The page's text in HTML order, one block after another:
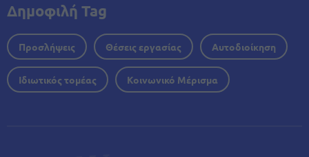
Δημοφιλή Tag
Προσλήψεις Θέσεις εργασίας Αυτοδιοίκηση
Ιδιωτικός τομέας Κοινωνικό Μέρισμα